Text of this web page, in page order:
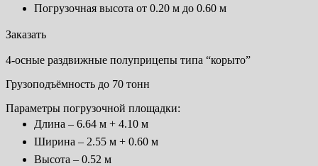
Погрузочная высота от 0.20 м до 0.60 м
Заказать
4-осные раздвижные полуприцепы типа “корыто”
Грузоподъёмность до 70 тонн
Параметры погрузочной площадки:
Длина – 6.64 м + 4.10 м
Ширина – 2.55 м + 0.60 м
Высота – 0.52 м